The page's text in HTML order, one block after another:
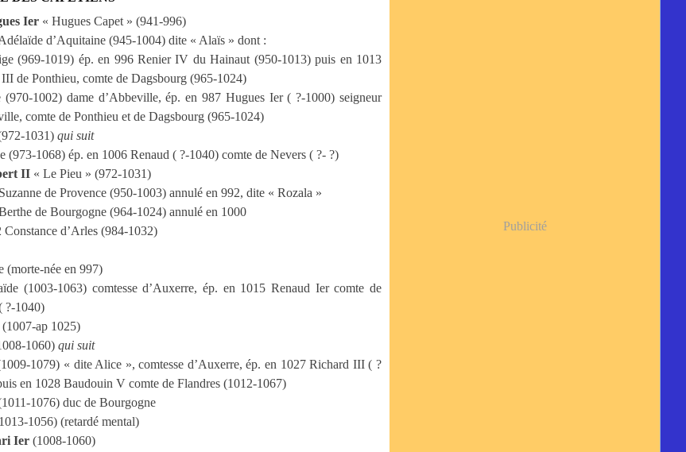
Ier « Hugues Capet » (941-996)
d’Aquitaine (945-1004) dite « Alaïs » dont :
(969-1019) ép. en 996 Renier IV du Hainaut (950-1013) puis en 1013
de Ponthieu, comte de Dagsbourg (965-1024)
(970-1002) dame d’Abbeville, ép. en 987 Hugues Ier ( ?-1000) seigneur
comte de Ponthieu et de Dagsbourg (965-1024)
1031)qui suit
(973-1068) ép. en 1006 Renaud ( ?-1040) comte de Nevers ( ?- ?)
II « Le Pieu » (972-1031)
de Provence (950-1003) annulé en 992, dite « Rozala »
de Bourgogne (964-1024) annulé en 1000
Constance d’Arles (984-1032)
(morte-née en 997)
(1003-1063) comtesse d’Auxerre, ép. en 1015 Renaud Ier comte de
?-1040)
ap 1025)
1060)qui suit
1079) « dite Alice », comtesse d’Auxerre, ép. en 1027 Richard III ( ?
en 1028 Baudouin V comte de Flandres (1012-1067)
1076) duc de Bourgogne
1056) (retardé mental)
Ier (1008-1060)
Publicité